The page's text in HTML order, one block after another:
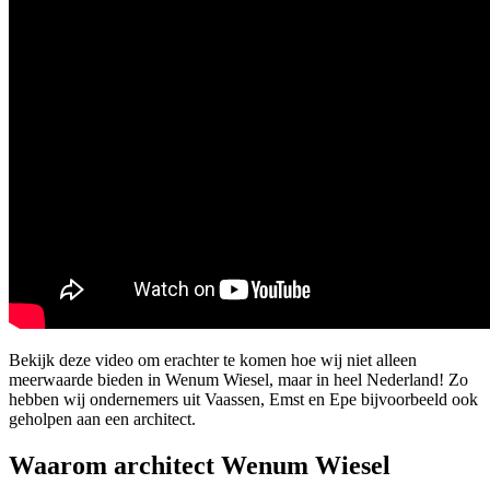
Bekijk deze video om erachter te komen hoe wij niet alleen
meerwaarde bieden in Wenum Wiesel, maar in heel Nederland! Zo
hebben wij ondernemers uit Vaassen, Emst en Epe bijvoorbeeld ook
geholpen aan een architect.
Waarom architect Wenum Wiesel